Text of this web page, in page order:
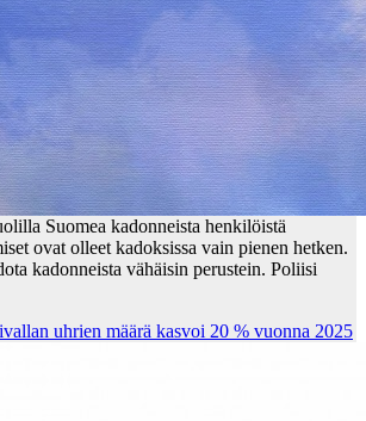
Suomea kadonneista henkilöistä
ovat olleet kadoksissa vain pienen hetken.
kadonneista vähäisin perustein. Poliisi
uhrien määrä kasvoi 20 % vuonna 2025